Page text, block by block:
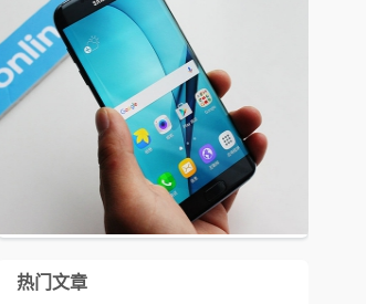
热门文章